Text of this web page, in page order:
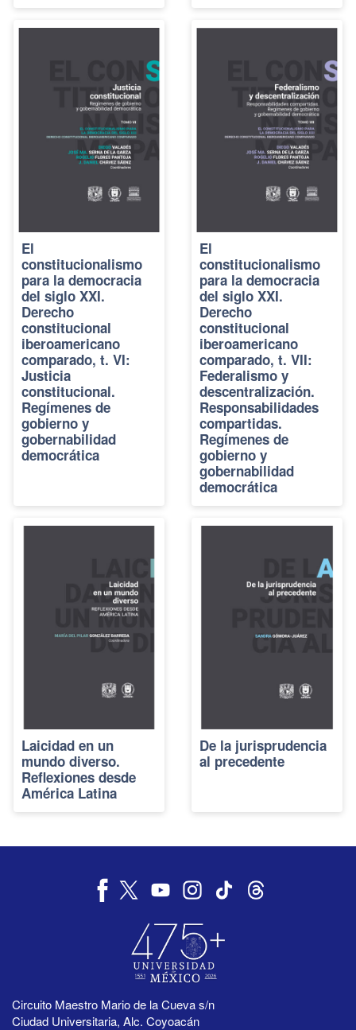
El
constitucionalismo
para la democracia
del siglo XXI.
Derecho
constitucional
iberoamericano
comparado, t. VI:
Justicia
constitucional.
Regímenes de
gobierno y
gobernabilidad
democrática
El
constitucionalismo
para la democracia
del siglo XXI.
Derecho
constitucional
iberoamericano
comparado, t. VII:
Federalismo y
descentralización.
Responsabilidades
compartidas.
Regímenes de
gobierno y
gobernabilidad
democrática
Laicidad en un
mundo diverso.
Reflexiones desde
América Latina
De la jurisprudencia
al precedente
Circuito Maestro Mario de la Cueva s/n
Ciudad Universitaria, Alc. Coyoacán